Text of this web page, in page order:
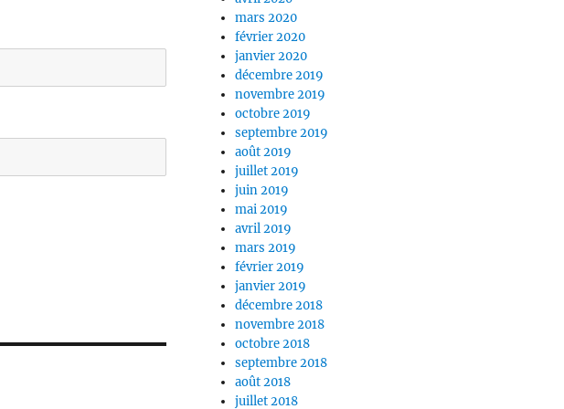
mars 2020
février 2020
janvier 2020
décembre 2019
novembre 2019
octobre 2019
septembre 2019
août 2019
juillet 2019
juin 2019
mai 2019
avril 2019
mars 2019
février 2019
janvier 2019
décembre 2018
novembre 2018
octobre 2018
septembre 2018
août 2018
juillet 2018